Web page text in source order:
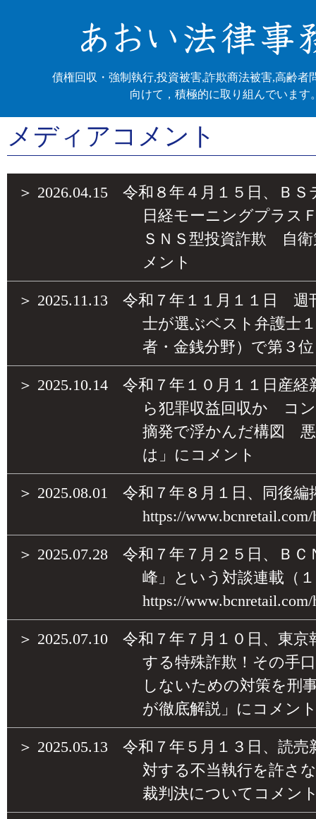
債権回収・強制執行,投資被害,詐欺商法被害,高齢者
向けて，積極的に取り組んでいます
メディアコメント
＞ 2026.04.15
令和８年４月１５日、ＢＳ
日経モーニングプラス
ＳＮＳ型投資詐欺 自
メント
＞ 2025.11.13
令和７年１１月１１日 週
士が選ぶベスト弁護士
者・金銭分野）で第３
＞ 2025.10.14
令和７年１０月１１日産経
ら犯罪収益回収か コ
摘発で浮かんだ構図
は」にコメント
＞ 2025.08.01
令和７年８月１日、同後編
https://
＞ 2025.07.28
令和７年７月２５日、ＢＣ
峰」という対談連載（
https://
＞ 2025.07.10
令和７年７月１０日、東京
する特殊詐欺！その手
しないための対策を刑
が徹底解説」にコメン
＞ 2025.05.13
令和７年５月１３日、読売
対する不当執行を許さ
裁判決についてコメン